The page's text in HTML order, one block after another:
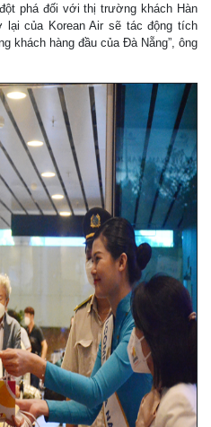
phá đối với thị trường khách Hàn
của Korean Air sẽ tác động tích
khách hàng đầu của Đà Nẵng”, ông